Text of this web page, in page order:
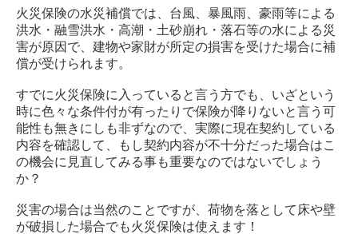
火災保険の水災補償では、台風、暴風雨、豪雨等による
洪水・融雪洪水・高潮・土砂崩れ・落石等の水による災
害が原因で、建物や家財が所定の損害を受けた場合に補
償が受けられます。
すでに火災保険に入っていると言う方でも、いざという
時に色々な条件付が有ったりで保険が降りないと言う可
能性も無きにしも非ずなので、実際に現在契約している
内容を確認して、もし契約内容が不十分だった場合はこ
の機会に見直してみる事も重要なのではないでしょう
か？
災害の場合は当然のことですが、荷物を落として床や壁
が破損した場合でも火災保険は使えます！